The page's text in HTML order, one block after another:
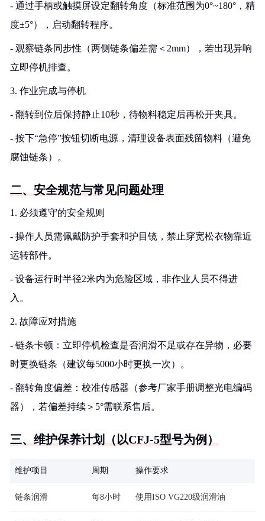
- 通过手柄或触摸屏设定翻转角度（标准范围为0°~180°，精
度±5°），启动翻转程序。
- 观察链条同步性（两侧链条偏差需＜2mm），若出现异响
立即停机排查。
3. 作业完成与停机
- 翻转到位后保持静止10秒，待物料稳定后再松开夹具。
- 按下“急停”按钮切断电源，清理设备表面残留物料（避免
腐蚀链条）。
二、安全规范与常见问题处理
1. 必须遵守的安全规则
- 操作人员需佩戴防护手套和护目镜，禁止穿宽松衣物靠近
运转部件。
- 设备运行时半径2米内为危险区域，非作业人员不得进
入。
2. 故障应对措施
- 链条卡顿：立即停机检查是否润滑不足或存在异物，必要
时更换链条（建议每5000小时更换一次）。
- 翻转角度偏差：校准传感器（参考厂家手册调整光电编码
器），若偏差持续＞5°需联系售后。
三、维护保养计划（以CFJ-5型号为例）
维护项目 周期 操作要求
链条润滑 每8小时 使用ISO VG220级润滑油